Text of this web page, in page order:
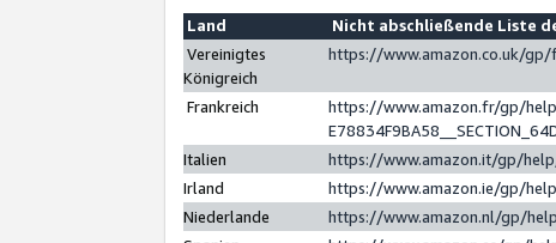
Land
Nicht abschließende Liste
Vereinigtes
Königreich
https://www.amazon.co.uk/
Frankreich
https://www.amazon.fr/gp/
Italien
https://www.amazon.it/gp/
Irland
https://www.amazon.ie/gp/
Niederlande
https://www.amazon.nl/gp/